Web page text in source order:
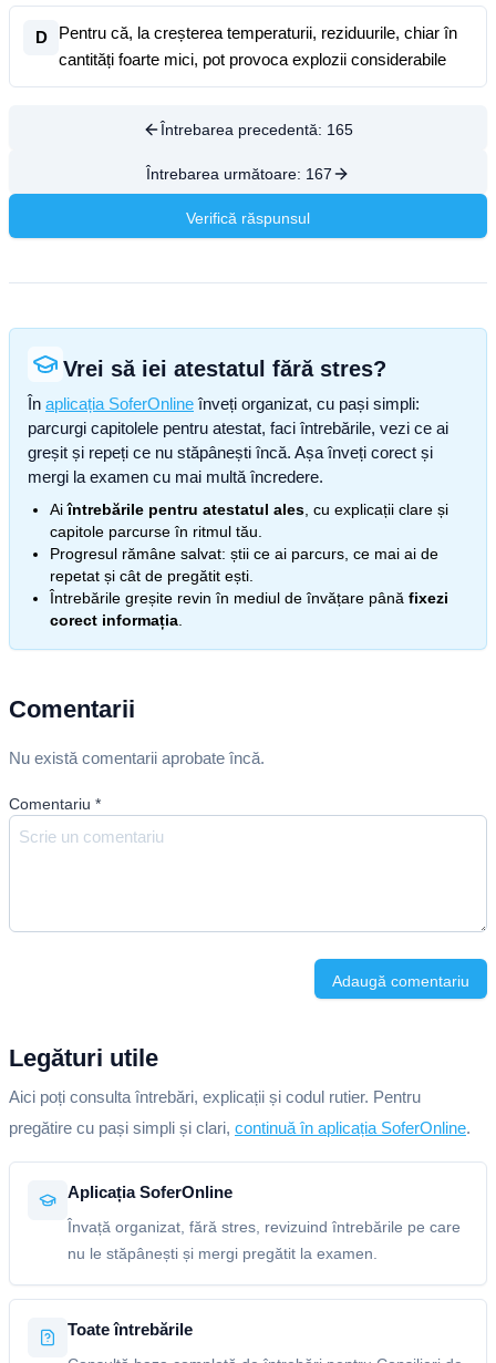
D
Pentru că, la creșterea temperaturii, reziduurile, chiar în
cantități foarte mici, pot provoca explozii considerabile
Întrebarea precedentă: 165
Întrebarea următoare: 167
Verifică răspunsul
Vrei să iei atestatul fără stres?
În aplicația SoferOnline înveți organizat, cu pași simpli:
parcurgi capitolele pentru atestat, faci întrebările, vezi ce ai
greșit și repeți ce nu stăpânești încă. Așa înveți corect și
mergi la examen cu mai multă încredere.
Aiîntrebările pentru atestatul ales , cu explicații clare și
capitole parcurse în ritmul tău.
Progresul rămâne salvat: știi ce ai parcurs, ce mai ai de
repetat și cât de pregătit ești.
Întrebările greșite revin în mediul de învățare până fixezi
corect informația
Comentarii
Nu există comentarii aprobate încă.
Comentariu *
Adaugă comentariu
Legături utile
Aici poți consulta întrebări, explicații și codul rutier. Pentru
pregătire cu pași simpli și clari, continuă în aplicația SoferOnline.
Aplicația SoferOnline
Învață organizat, fără stres, revizuind întrebările pe care
nu le stăpânești și mergi pregătit la examen.
Toate întrebările